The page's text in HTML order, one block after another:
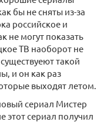
бы не сняты из-за
российское и
не могут показать
ТВ наоборот не
такой
и он как раз
выходят летом.
сериал Мистер
сериал получил